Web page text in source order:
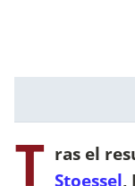
T ras el
Stoessel,